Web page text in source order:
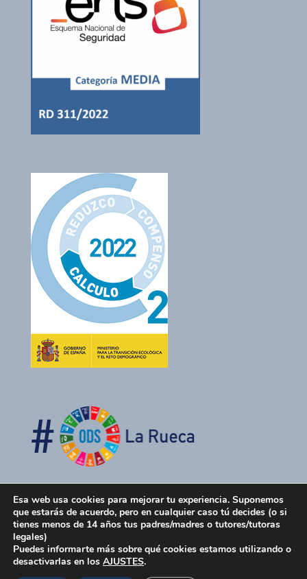
La Rueca Asociación 2026 -Política de Privacidad
Esa web usa cookies para mejorar tu experiencia. Suponemos
que estarás de acuerdo, pero en cualquier caso tú decides (o si
tienes menos de 14 años tus padres/madres o tutores/tutoras
legales)
Puedes informarte más sobre qué cookies estamos utilizando o
desactivarlas en los AJUSTES.